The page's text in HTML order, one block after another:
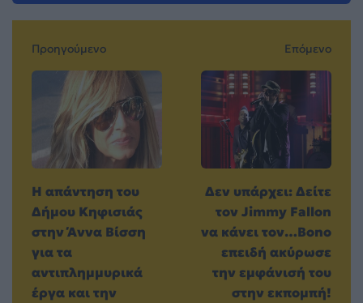
Προηγούμενο
H απάντηση του
Δήμου Κηφισιάς
στην Άννα Βίσση
για τα
αντιπλημμυρικά
έργα και την
Επόμενο
Δεν υπάρχει: Δείτε
τον Jimmy Fallon
να κάνει τον…Bono
επειδή ακύρωσε
την εμφάνισή του
στην εκπομπή!